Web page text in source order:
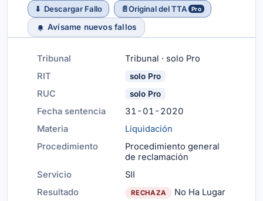
⬇ Descargar Fallo 📄Original del TTA Pro
Avísame nuevos fallos
Tribunal
Tribunal · solo Pro
RIT
solo Pro
RUC solo Pro
Fecha sentencia
31-01-2020
Materia
Liquidación
Procedimiento
Procedimiento general
de reclamación
Servicio
SII
Resultado
RECHAZA No Ha Lugar